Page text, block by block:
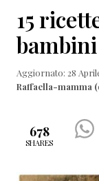
ricette
per
famiglie
15
bambini
Aggiornato: 28
Raffaella-mamma
678
SHARES